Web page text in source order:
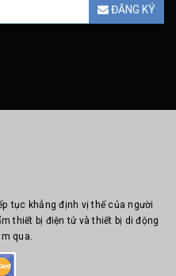
ĐĂNG KÝ
tục khẳng định vị thế của người
thiết bị điện tử và thiết bị di động
qua.